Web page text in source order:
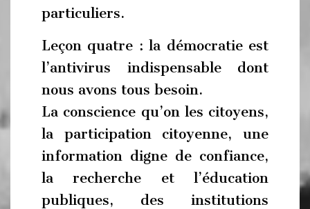
particuliers.
Leçon quatre : la démocratie est
l’antivirus indispensable dont
nous avons tous besoin.
La conscience qu’on les citoyens,
la participation citoyenne, une
information digne de confiance,
la recherche et l’éducation
publiques, des institutions